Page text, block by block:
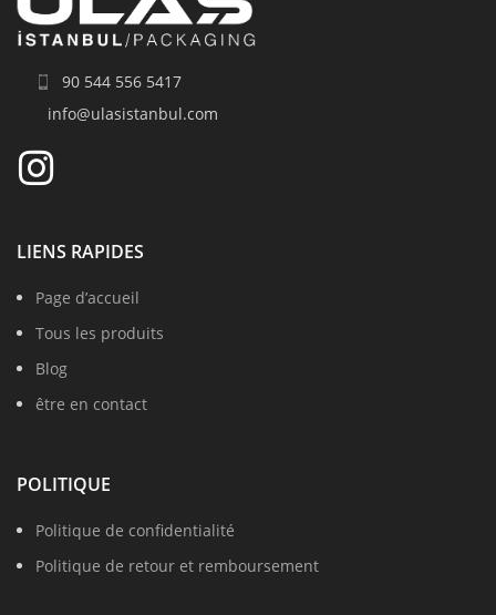
90 544 556 5417
info@ulasistanbul.com
LIENS RAPIDES
Page d’accueil
Tous les produits
Blog
être en contact
POLITIQUE
Politique de confidentialité
Politique de retour et remboursement